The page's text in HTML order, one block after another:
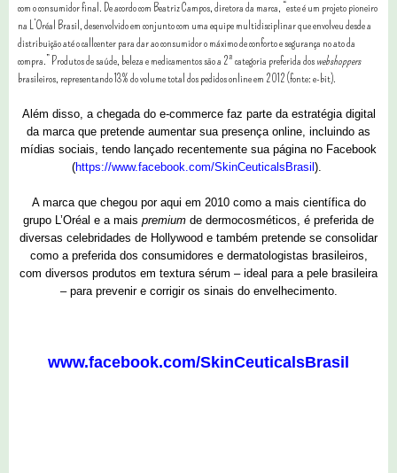
com o consumidor final. De acordo com Beatriz Campos, diretora da marca, “este é um projeto pioneiro
na L’Oréal Brasil, desenvolvido em conjunto com uma equipe multidisciplinar que envolveu desde a
distribuição até o callcenter para dar ao consumidor o máximo de conforto e segurança no ato da
compra.” Produtos de saúde, beleza e medicamentos são a 2ª categoria preferida dos webshoppers
brasileiros, representando 13% do volume total dos pedidos online em 2012 (fonte: e-bit).
Além disso, a chegada do e-commerce faz parte da estratégia digital
da marca que pretende aumentar sua presença online, incluindo as
mídias sociais, tendo lançado recentemente sua página no Facebook
(https://www.facebook.com/SkinCeuticalsBrasil ).
A marca que chegou por aqui em 2010 como a mais científica do
grupo L’Oréal e a mais premium de dermocosméticos, é preferida de
diversas celebridades de Hollywood e também pretende se consolidar
como a preferida dos consumidores e dermatologistas brasileiros,
com diversos produtos em textura sérum – ideal para a pele brasileira
– para prevenir e corrigir os sinais do envelhecimento.
www.facebook.com/SkinCeuticalsBrasil